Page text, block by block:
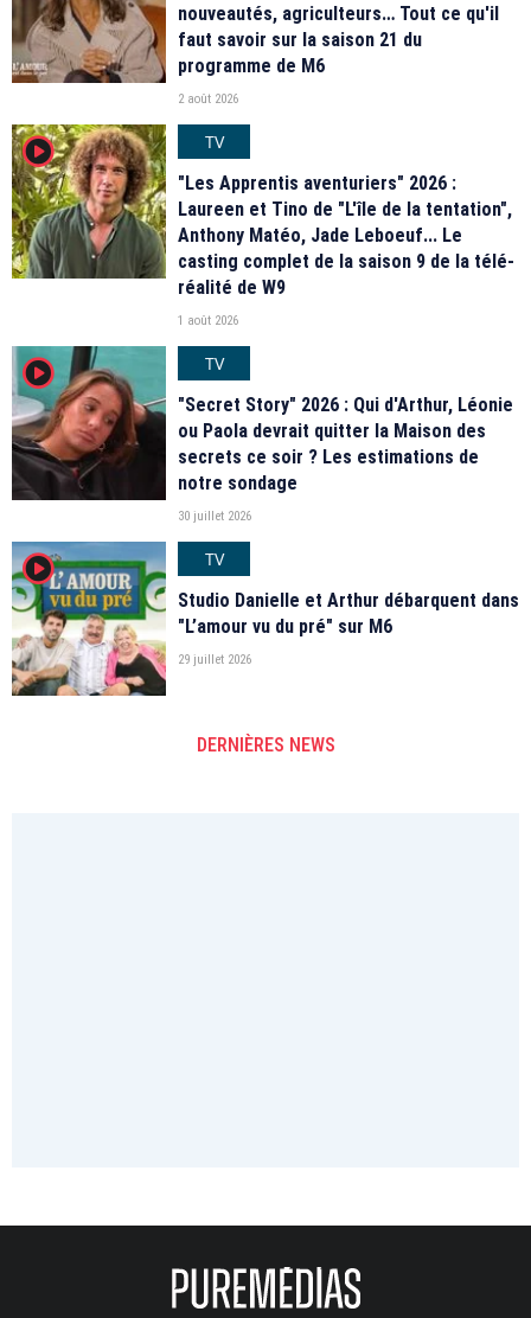
nouveautés, agriculteurs… Tout ce qu'il
faut savoir sur la saison 21 du
programme de M6
2 août 2026
player2
TV
"Les Apprentis aventuriers" 2026 :
Laureen et Tino de "L'île de la tentation",
Anthony Matéo, Jade Leboeuf... Le
casting complet de la saison 9 de la télé-
réalité de W9
1 août 2026
player2
TV
"Secret Story" 2026 : Qui d'Arthur, Léonie
ou Paola devrait quitter la Maison des
secrets ce soir ? Les estimations de
notre sondage
30 juillet 2026
player2
TV
Studio Danielle et Arthur débarquent dans
"L’amour vu du pré" sur M6
29 juillet 2026
DERNIÈRES NEWS